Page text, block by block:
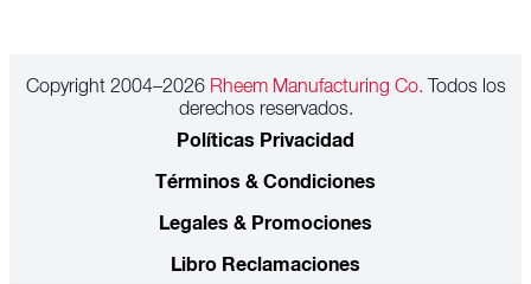
Copyright 2004–2026Rheem Manufacturing Co. Todos los
derechos reservados.
Políticas Privacidad
Términos & Condiciones
Legales & Promociones
Libro Reclamaciones